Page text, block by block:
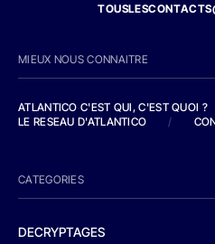
MIEUX NOUS CONNAITRE
ATLANTICO C'EST QUI, C'EST QUOI ?
LE RESEAU D'ATLANTICO
/
CATEGORIES
DECRYPTAGES